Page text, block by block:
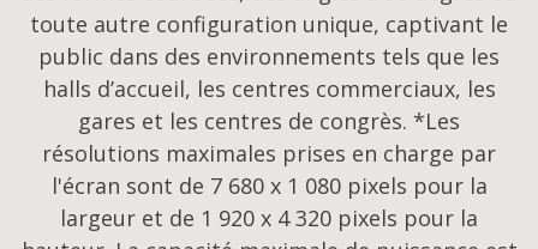
toute autre configuration unique, captivant le
public dans des environnements tels que les
halls d’accueil, les centres commerciaux, les
gares et les centres de congrès. *Les
résolutions maximales prises en charge par
l'écran sont de 7 680 x 1 080 pixels pour la
largeur et de 1 920 x 4 320 pixels pour la